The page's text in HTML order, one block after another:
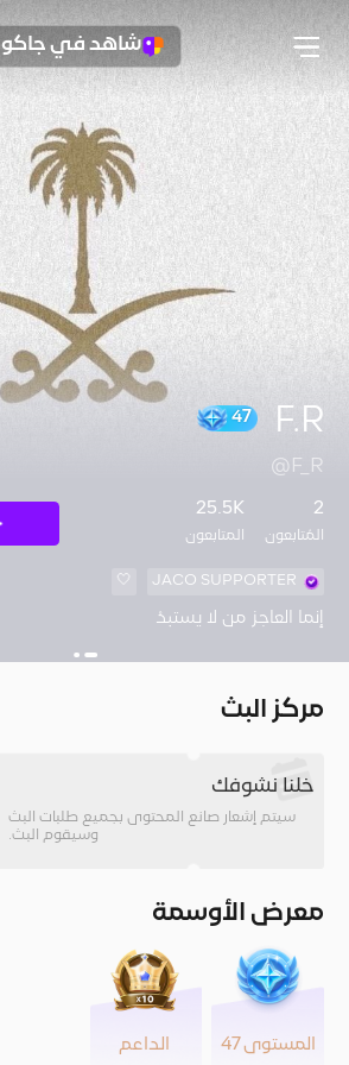
شاهد في جاكو
F.R
@F_R
2
المُتابعون
25.5K
المتابعون
JACO SUPPORTER
🤍
إنما العاجز من لا يستبدْ
مركز البث
خلنا نشوفك
سيتم إشعار صانع المحتوى بجميع طلبات البث
وسيقوم البث.
معرض الأوسمة
المستوى 47 الداعم